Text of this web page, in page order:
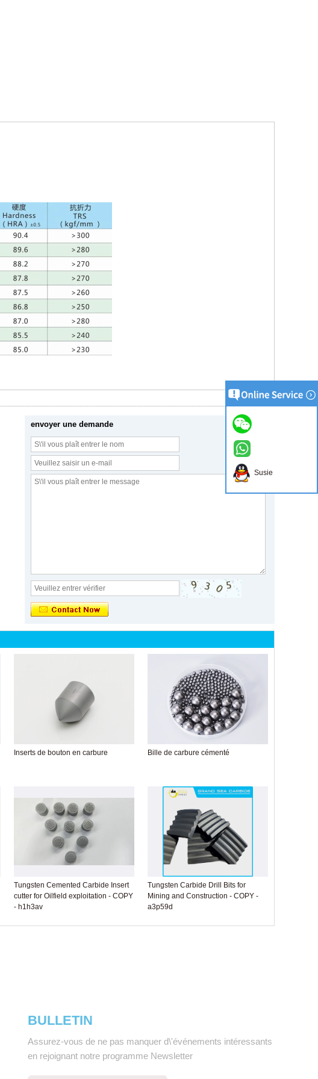
envoyer une demande
Inserts de bouton en carbure Bille de carbure cémenté
Tungsten Cemented Carbide Insert
cutter for Oilfield exploitation - COPY
- h1h3av
Tungsten Carbide Drill Bits for
Mining and Construction - COPY -
a3p59d
BULLETIN
Assurez-vous de ne pas manquer d\'événements intéressants
en rejoignant notre programme Newsletter
Susie